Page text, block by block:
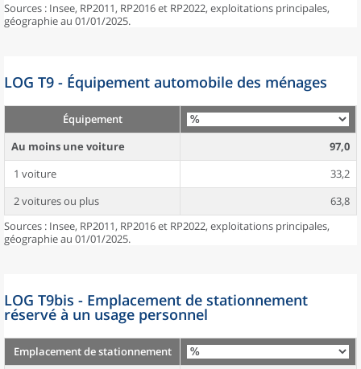
Sources : Insee, RP2011, RP2016 et RP2022, exploitations principales,
géographie au 01/01/2025.
LOG T9 - Équipement automobile des ménages
Équipement
Au moins une voiture
97,0
1 voiture
33,2
2 voitures ou plus
63,8
Sources : Insee, RP2011, RP2016 et RP2022, exploitations principales,
géographie au 01/01/2025.
LOG T9bis - Emplacement de stationnement
réservé à un usage personnel
Emplacement de stationnement